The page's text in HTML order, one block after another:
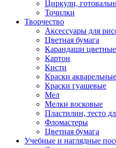
Циркули,
Точилки
Творчество
Аксессуары для
Цветная бумага
Карандаши цветные
Картон
Кисти
Краски акварельные
Краски гуашевые
Мел
Мелки восковые
Пластилин, тесто
Фломастеры
Цветная бумага
Учебные и наглядные